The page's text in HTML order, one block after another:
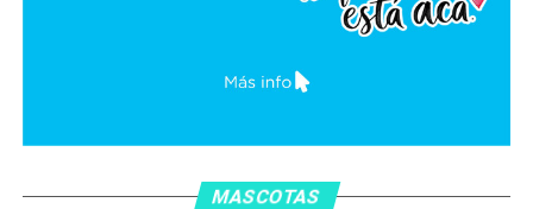
MASCOTAS